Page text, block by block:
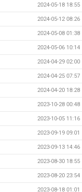
2024-05-18 18:55
2024-05-12 08:26
2024-05-08 01:38
2024-05-06 10:14
2024-04-29 02:00
2024-04-25 07:57
2024-04-20 18:28
2023-10-28 00:48
2023-10-05 11:16
2023-09-19 09:01
2023-09-13 14:46
2023-08-30 18:55
2023-08-20 23:54
2023-08-18 01:01